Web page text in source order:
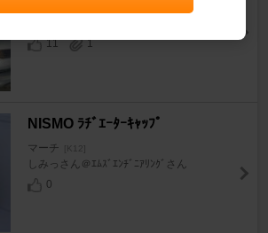
11
1
NISMO ﾗﾁﾞｴｰﾀｰｷｬｯﾌﾟ
マーチ
しみっさん＠ｴﾑｽﾞｴﾝﾁﾞﾆｱﾘﾝｸﾞさん
0